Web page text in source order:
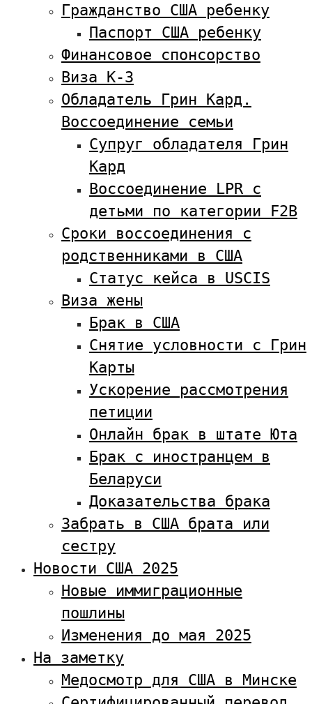
Гражданство США ребенку
Паспорт США ребенку
Финансовое спонсорство
Виза К-3
Обладатель Грин Кард.
Воссоединение семьи
Супруг обладателя Грин
Кард
Воссоединение LPR с
детьми по категории F2B
Сроки воссоединения с
родственниками в США
Статус кейса в USCIS
Виза жены
Брак в США
Снятие условности с Грин
Карты
Ускорение рассмотрения
петиции
Онлайн брак в штате Юта
Брак с иностранцем в
Беларуси
Доказательства брака
Забрать в США брата или
сестру
Новости США 2025
Новые иммиграционные
пошлины
Изменения до мая 2025
На заметку
Медосмотр для США в Минске